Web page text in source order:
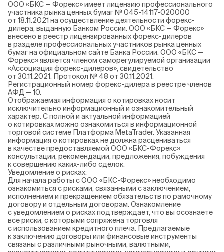
ООО «БКС — Форекс» имеет лицензию профессионального
участника рынка ценных бумаг № 045-14117-020000
от 18.11.2021 на осуществление деятельности форекс-
дилера, выданную Банком России. ООО «БКС — Форекс»
внесено в реестр лицензированных форекс-дилеров
в разделе профессиональных участников рынка ценных
бумаг на официальном сайте Банка России. ООО «БКС —
Форекс» является членом саморегулируемой организации
«Ассоциация форекс-дилеров», свидетельство
от 30.11.2021. Протокол № 48 от 30.11.2021.
Регистрационный номер форекс-дилера в реестре членов
АФД — 10.
Отображаемая информация о котировках носит
исключительно информационный и ознакомительный
характер. С полной и актуальной информацией
о котировках можно ознакомиться в информационной
торговой системе Платформа MetaTrader. Указанная
информация о котировках не должна расцениваться
в качестве предоставляемой ООО «БКС-Форекс»
консультации, рекомендации, предложения, побуждения
к совершению каких-либо сделок.
Уведомление о рисках:
Для начала работы с ООО «БКС-Форекс» необходимо
ознакомиться с рисками, связанными с заключением,
исполнением и прекращением обязательств по рамочному
договору и отдельным договорам. Ознакомление
с уведомлением о рисках подтверждает, что вы осознаете
все риски, с которыми сопряжена торговля
с использованием кредитного плеча. Предлагаемые
к заключению договоры или финансовые инструменты
связаны с различными рыночными, валютными,